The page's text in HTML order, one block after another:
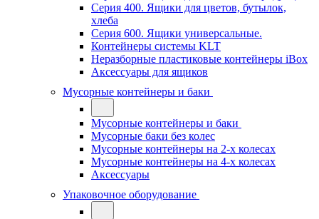
Серия 400. Ящики для цветов, бутылок,
хлеба
Серия 600. Ящики универсальные.
Контейнеры системы KLT
Неразборные пластиковые контейнеры iBox
Аксессуары для ящиков
Мусорные контейнеры и баки
Мусорные контейнеры и баки
Мусорные баки без колес
Мусорные контейнеры на 2-х колесах
Мусорные контейнеры на 4-х колесах
Аксессуары
Упаковочное оборудование